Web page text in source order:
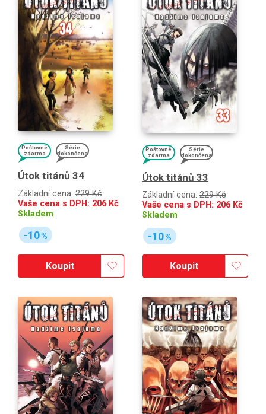
Poštovné
zdarma
Série
dokončena
Útok titánů 34
Základní cena: 229 Kč
Vaše cena s DPH: 206 Kč
Skladem
-10%
Koupit
Poštovné
zdarma
Série
dokončena
Útok titánů 33
Základní cena: 229 Kč
Vaše cena s DPH: 206 Kč
Skladem
-10%
Koupit